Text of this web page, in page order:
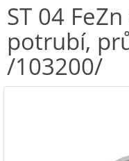
ST 04
potrubí,
/103200/